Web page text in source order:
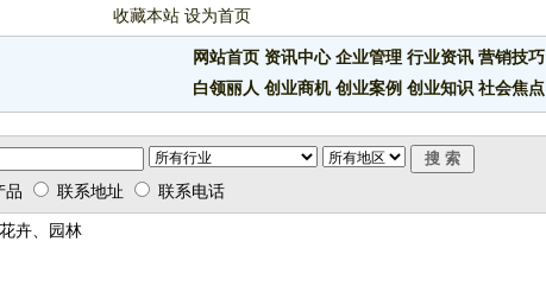
收藏本站 设为首页
网站首页 资讯中心 企业管理 行业资讯 营销技巧
白领丽人 创业商机 创业案例 创业知识 社会焦点
品 联系地址 联系电话
卉、园林